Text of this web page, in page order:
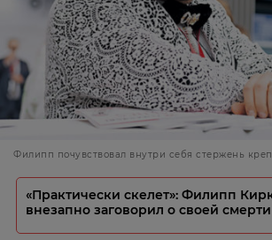
Филипп почувствовал внутри себя стержень
«Практически скелет»: Филипп
внезапно заговорил о своей смерти